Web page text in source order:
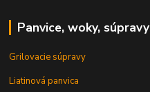
Panvice, woky, súpravy
Grilovacie súpravy
Liatinová panvica